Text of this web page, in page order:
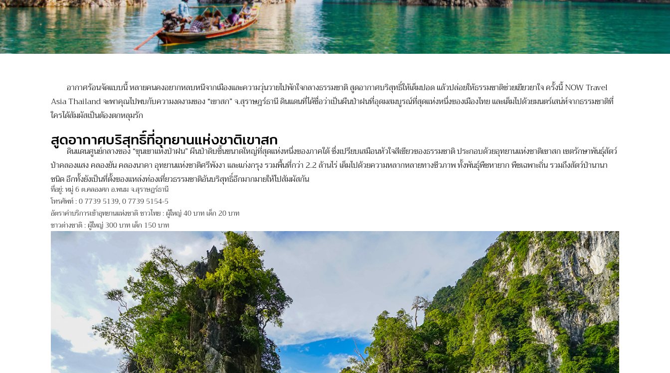
อากาศร้อนจัดแบบนี้ หลายคนคงอยากหลบหนีจากเมืองและความวุ่นวายไปพักใจกลางธรรมชาติ สูดอากาศบริสุทธิ์ให้เต็มปอด แล้วปล่อยให้ธรรมชาติช่วยเยียวยาใจ ครั้งนี้ NOW Travel
Asia Thailand จะพาคุณไปพบกับความงดงามของ “เขาสก” จ.สุราษฎร์ธานี ดินแดนที่ได้ชื่อว่าเป็นผืนป่าฝนที่อุดมสมบูรณ์ที่สุดแห่งหนึ่งของเมืองไทย และเต็มไปด้วยมนตร์เสน่ห์จากธรรมชาติที่
ใครได้สัมผัสเป็นต้องตกหลุมรัก
สูดอากาศบริสุทธิ์ที่อุทยานแห่งชาติเขาสก
ดินแดนศูนย์กลางของ “ขุนเขาแห่งป่าฝน” ผืนป่าดิบชื้นขนาดใหญ่ที่สุดแห่งหนึ่งของภาคใต้ ซึ่งเปรียบเสมือนหัวใจสีเขียวของธรรมชาติ ประกอบด้วยอุทยานแห่งชาติเขาสก เขตรักษาพันธุ์สัตว์
ป่าคลองแสง คลองยัน คลองนาคา อุทยานแห่งชาติศรีพังงา และแก่งกรุง รวมพื้นที่กว่า 2.2 ล้านไร่ เต็มไปด้วยความหลากหลายทางชีวภาพ ทั้งพันธุ์พืชหายาก พืชเฉพาะถิ่น รวมถึงสัตว์ป่านานา
ชนิด อีกทั้งยังเป็นที่ตั้งของแหล่งท่องเที่ยวธรรมชาติอันบริสุทธิ์อีกมากมายให้ไปสัมผัสกัน
ที่อยู่: หมู่ 6 ต.คลองศก อ.พนม จ.สุราษฏร์ธานี
โทรศัพท์ : 0 7739 5139, 0 7739 5154-5
อัตราค่าบริการเข้าอุทยานแห่งชาติ ชาวไทย : ผู้ใหญ่ 40 บาท เด็ก 20 บาท
ชาวต่างชาติ : ผู้ใหญ่ 300 บาท เด็ก 150 บาท